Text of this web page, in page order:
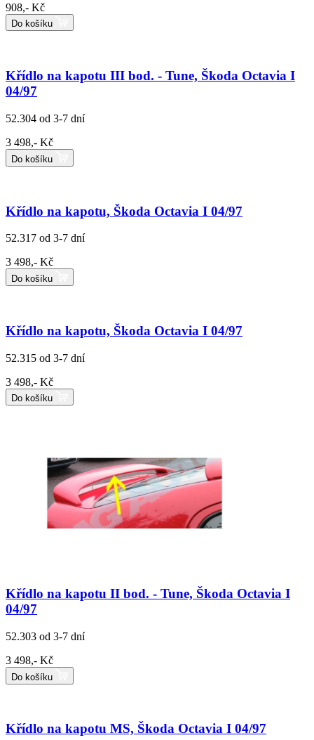
908,- Kč
Do košíku
Křídlo na kapotu III bod. - Tune, Škoda Octavia I
04/97
52.304 od 3-7 dní
3 498,- Kč
Do košíku
Křídlo na kapotu, Škoda Octavia I 04/97
52.317 od 3-7 dní
3 498,- Kč
Do košíku
Křídlo na kapotu, Škoda Octavia I 04/97
52.315 od 3-7 dní
3 498,- Kč
Do košíku
Křídlo na kapotu II bod. - Tune, Škoda Octavia I
04/97
52.303 od 3-7 dní
3 498,- Kč
Do košíku
Křídlo na kapotu MS, Škoda Octavia I 04/97